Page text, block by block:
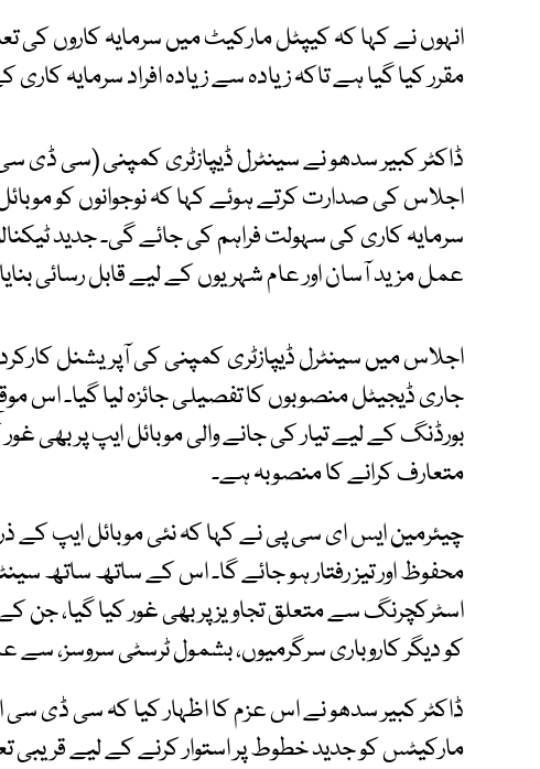
مقرر کیا گیا ہے تاکہ زیادہ سے زیادہ افراد سرمایہ
ڈاکٹر کبیر سدھو نے سینٹرل ڈیپازٹری کمپنی (سی ڈی
اجلاس کی صدارت کرتے ہوئے کہا کہ نوجوانوں کو
سرمایہ کاری کی سہولت فراہم کی جائے گی۔ جدید
عمل مزید آسان اور عام شہریوں کے لیے قابل رسائی
اجلاس میں سینٹرل ڈیپازٹری کمپنی کی آپریشنل
جاری ڈیجیٹل منصوبوں کا تفصیلی جائزہ لیا گیا۔ اس
متعارف کرانے کا منصوبہ ہے۔
چیئرمین ایس ای سی پی نے کہا کہ نئی موبائل ایپ کے
محفوظ اور تیز رفتار ہو جائے گا۔ اس کے ساتھ ساتھ
اسٹرکچرنگ سے متعلق تجاویز پر بھی غور کیا گیا،
کو دیگر کاروباری سرگرمیوں، بشمول ٹرسٹی سروسز، سے
ڈاکٹر کبیر سدھو نے اس عزم کا اظہار کیا کہ سی ڈی
مارکیٹس کو جدید خطوط پر استوار کرنے کے لیے قریبی